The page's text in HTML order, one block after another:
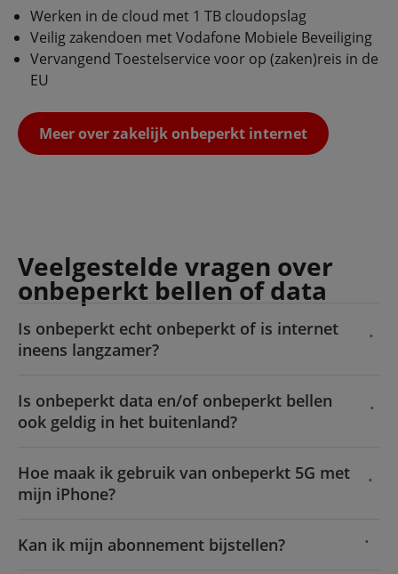
Werken in de cloud met 1 TB cloudopslag
Veilig zakendoen met Vodafone Mobiele Beveiliging
Vervangend Toestelservice voor op (zaken)reis in de
EU
Meer over zakelijk onbeperkt internet
Veelgestelde vragen over
onbeperkt bellen of data
Is onbeperkt echt onbeperkt of is internet
ineens langzamer?
Is onbeperkt data en/of onbeperkt bellen
ook geldig in het buitenland?
Hoe maak ik gebruik van onbeperkt 5G met
mijn iPhone?
Kan ik mijn abonnement bijstellen?